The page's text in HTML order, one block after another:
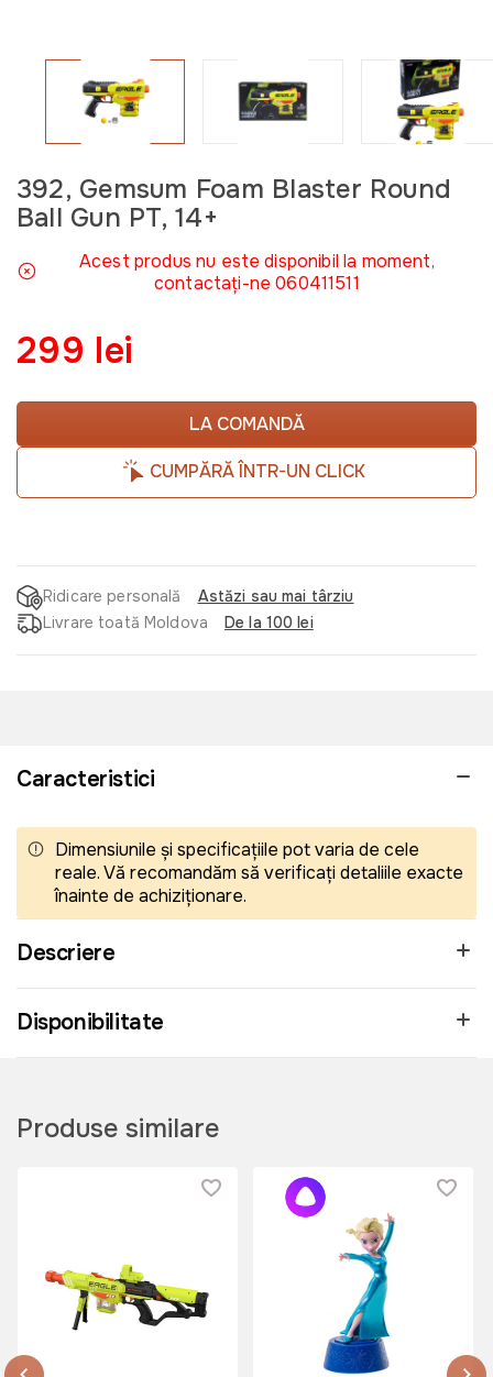
392, Gemsum Foam Blaster Round
Ball Gun PT, 14+
Acest produs nu este disponibil la moment,
contactați-ne 060411511
299 lei
LA COMANDĂ
CUMPĂRĂ ÎNTR-UN CLICK
Ridicare personală
Astăzi sau mai târziu
Livrare toată Moldova
De la 100 lei
Caracteristici
Dimensiunile și specificațiile pot varia de cele
reale. Vă recomandăm să verificați detaliile exacte
înainte de achiziționare.
Descriere
Disponibilitate
Produse similare